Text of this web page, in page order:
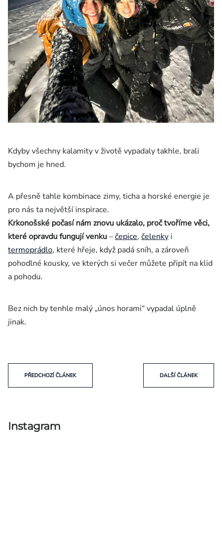
Kdyby všechny kalamity v životě vypadaly takhle, brali
bychom je hned.
A přesně tahle kombinace zimy, ticha a horské energie je
pro nás ta největší inspirace.
Krkonošské počasí nám znovu ukázalo, proč tvoříme věci,
které opravdu fungují venku–čepice, čelenky i
termoprádlo, které hřeje, když padá sníh, a zároveň
pohodlné kousky, ve kterých si večer můžete připít na klid
a pohodu.
Bez nich by tenhle malý „únos horami“ vypadal úplně
jinak.
PŘEDCHOZÍ ČLÁNEK DALŠÍ ČLÁNEK
Instagram